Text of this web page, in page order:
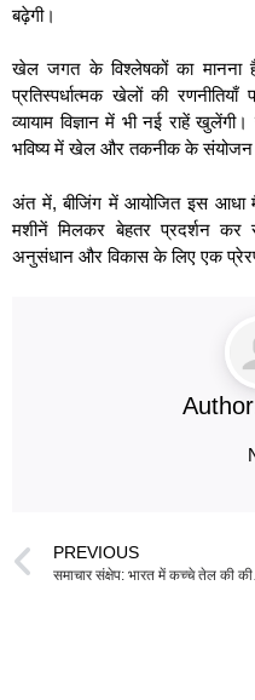
बढ़ेगी।
खेल जगत के विश्लेषकों का
प्रतिस्पर्धात्मक खेलों की
व्यायाम विज्ञान में भी नई राहें
भविष्य में खेल और तकनीक के
अंत में, बीजिंग में आयोजित इस आधा
मशीनें मिलकर बेहतर प्रदर्शन
अनुसंधान और विकास के लिए एक
PREVIOUS
समाचार